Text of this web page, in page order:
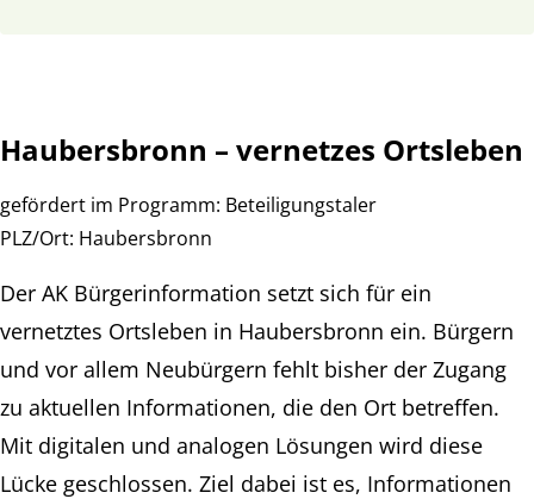
Haubersbronn – vernetzes Ortsleben
gefördert im Programm: Beteiligungstaler
PLZ/Ort: Haubersbronn
Der AK Bürgerinformation setzt sich für ein
vernetztes Ortsleben in Haubersbronn ein. Bürgern
und vor allem Neubürgern fehlt bisher der Zugang
zu aktuellen Informationen, die den Ort betreffen.
Mit digitalen und analogen Lösungen wird diese
Lücke geschlossen. Ziel dabei ist es, Informationen